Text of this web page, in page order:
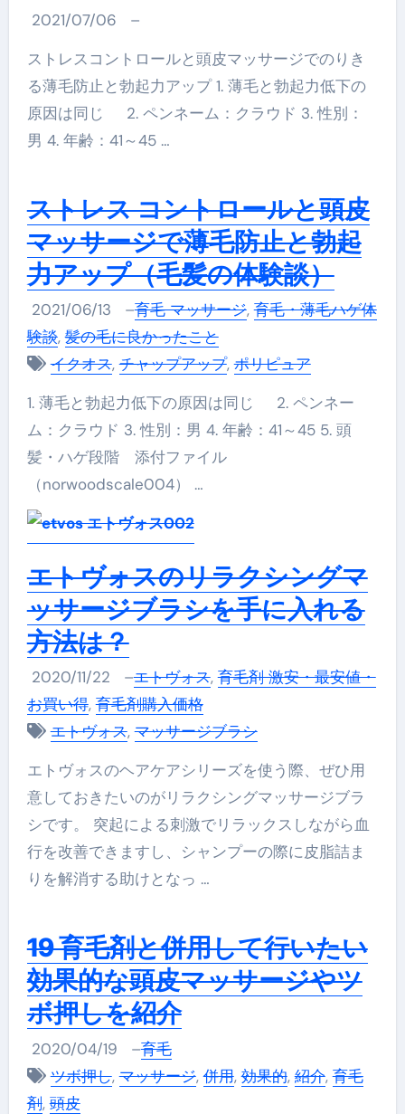
2021/07/06
–
ストレスコントロールと頭皮マッサージでのりき
る薄毛防止と勃起力アップ 1. 薄毛と勃起力低下の
原因は同じ 2. ペンネーム：クラウド 3. 性別：
男 4. 年齢：41～45 …
ストレス コントロールと頭皮
マッサージで薄毛防止と勃起
力アップ（毛髪の体験談）
2021/06/13 –育毛 マッサージ,育毛・薄毛ハゲ体
験談,髪の毛に良かったこと
イクオス,チャップアップ,ポリピュア
1. 薄毛と勃起力低下の原因は同じ 2. ペンネー
ム：クラウド 3. 性別：男 4. 年齢：41～45 5. 頭
髪・ハゲ段階 添付ファイル
（norwoodscale004） …
エトヴォスのリラクシングマ
ッサージブラシを手に入れる
方法は？
2020/11/22 –エトヴォス,育毛剤 激安・最安値・
お買い得,育毛剤購入価格
エトヴォス,マッサージブラシ
エトヴォスのヘアケアシリーズを使う際、ぜひ用
意しておきたいのがリラクシングマッサージブラ
シです。 突起による刺激でリラックスしながら血
行を改善できますし、シャンプーの際に皮脂詰ま
りを解消する助けとなっ …
19 育毛剤と併用して行いたい
効果的な頭皮マッサージやツ
ボ押しを紹介
2020/04/19 –育毛
ツボ押し,マッサージ,併用,効果的,紹介,育毛
剤,頭皮